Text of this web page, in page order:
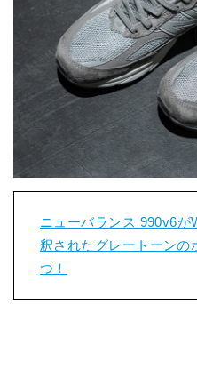
ニューバランス 990v6
釈されたグレートーンの
つ！